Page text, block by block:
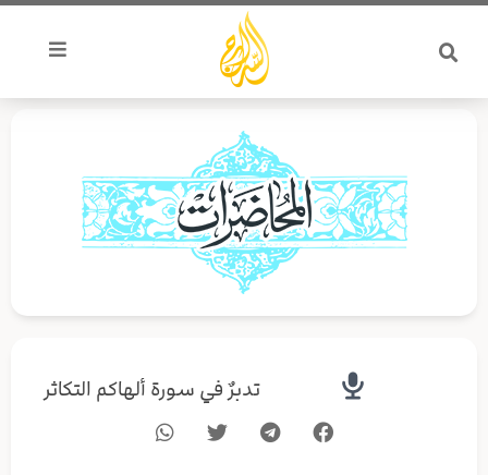
تخطي
المحتوى
تدبرٌ في سورة ألهاكم التكاثر